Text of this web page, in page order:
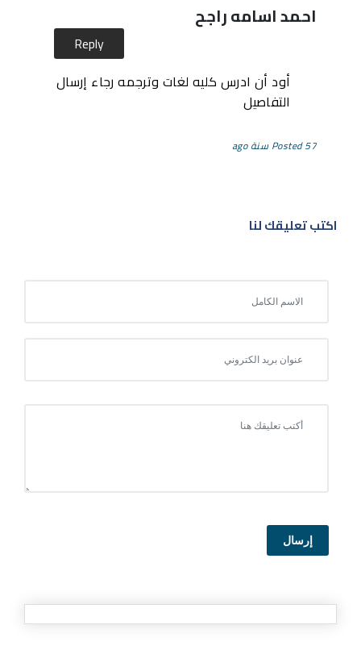
احمد اسامه راجح
Posted 57 سنة ago
أود أن ادرس كليه لغات وترجمه رجاء إرسال
التفاصيل
Reply
اكتب تعليقك لنا
إرسال